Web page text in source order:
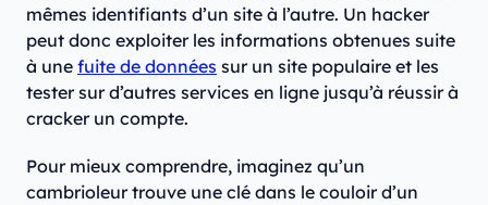
mêmes identifiants d’un site à l’autre. Un hacker
peut donc exploiter les informations obtenues suite
à une fuite de données sur un site populaire et les
tester sur d’autres services en ligne jusqu’à réussir à
cracker un compte.
Pour mieux comprendre, imaginez qu’un
cambrioleur trouve une clé dans le couloir d’un